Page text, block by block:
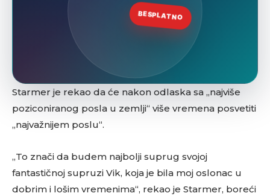
Starmer je rekao da će nakon odlaska sa „najviše
poziconiranog posla u zemlji“ više vremena posvetiti
„najvažnijem poslu“.
„To znači da budem najbolji suprug svojoj
fantastičnoj supruzi Vik, koja je bila moj oslonac u
dobrim i lošim vremenima“, rekao je Starmer, boreći